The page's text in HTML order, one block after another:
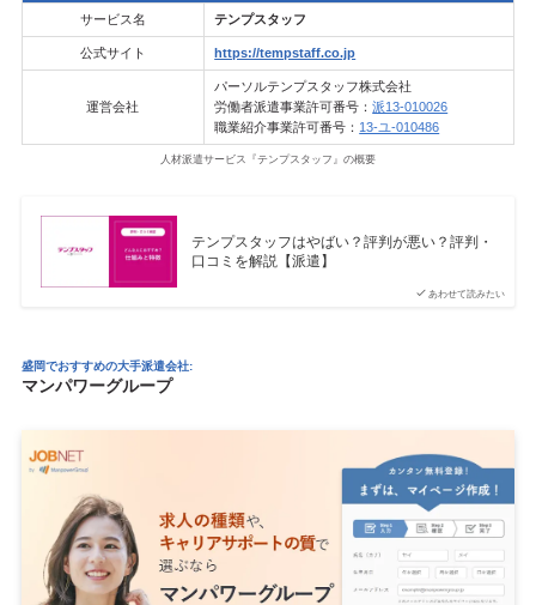
サービス名 テンプスタッフ
公式サイト https://tempstaff.co.jp
運営会社
パーソルテンプスタッフ株式会社
労働者派遣事業許可番号：派13-010026
職業紹介事業許可番号： 13-ユ-010486
人材派遣サービス『テンプスタッフ』の概要
あわせて読みたい
テンプスタッフはやばい？評判が悪い？評判・
口コミを解説【派遣】
盛岡でおすすめの大手派遣会社:
マンパワーグループ